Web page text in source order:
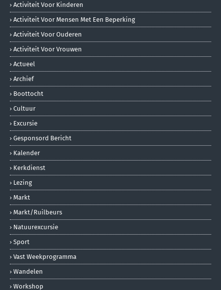
Activiteit Voor Kinderen
Activiteit Voor Mensen Met Een Beperking
Activiteit Voor Ouderen
Activiteit Voor Vrouwen
Actueel
Archief
Boottocht
Cultuur
Excursie
Gesponsord Bericht
Kalender
Kerkdienst
Lezing
Markt
Markt/ruilbeurs
Natuurexcursie
Sport
Vast Weekprogramma
Wandelen
Workshop